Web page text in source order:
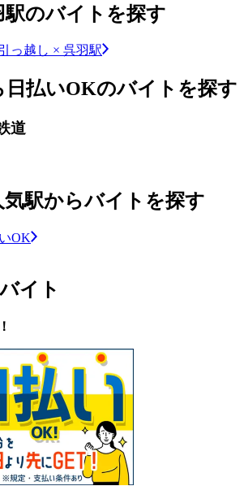
駅のバイトを探す
っ越し × 呉羽駅
日払いOKのバイトを探す
道
気駅からバイトを探す
OK
イト